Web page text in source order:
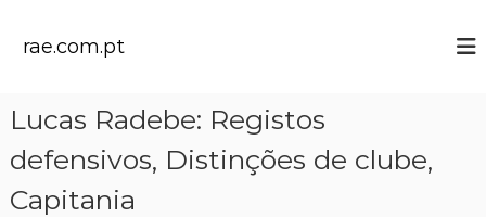
rae.com.pt
Lucas Radebe: Registos
defensivos, Distinções de clube,
Capitania